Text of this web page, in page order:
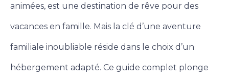
animées, est une destination de rêve pour des
vacances en famille. Mais la clé d’une aventure
familiale inoubliable réside dans le choix d’un
hébergement adapté. Ce guide complet plonge